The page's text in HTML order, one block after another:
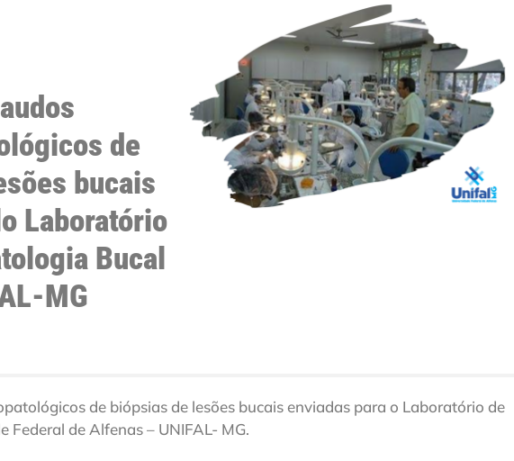
de
bucais
Laboratório
Bucal
MG
de biópsias de lesões bucais enviadas para o Laboratório de
Federal de Alfenas – UNIFAL- MG.